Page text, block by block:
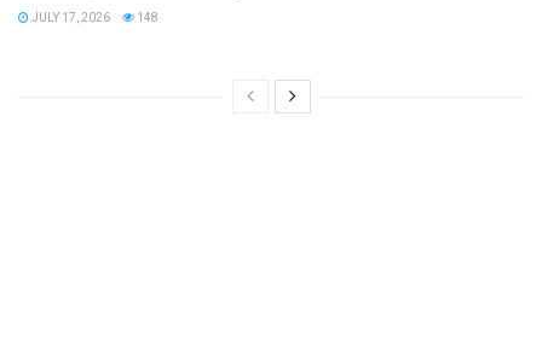
JULY 17, 2026 148